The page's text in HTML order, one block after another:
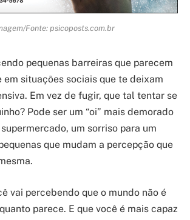
Fonte: psicoposts.com.br
pequenas barreiras que parecem
em situações sociais que te deixam
Em vez de fugir, que tal tentar se
Pode ser um “oi” mais demorado
um sorriso para um
que mudam a percepção que
vai percebendo que o mundo não é
parece. E que você é mais capaz